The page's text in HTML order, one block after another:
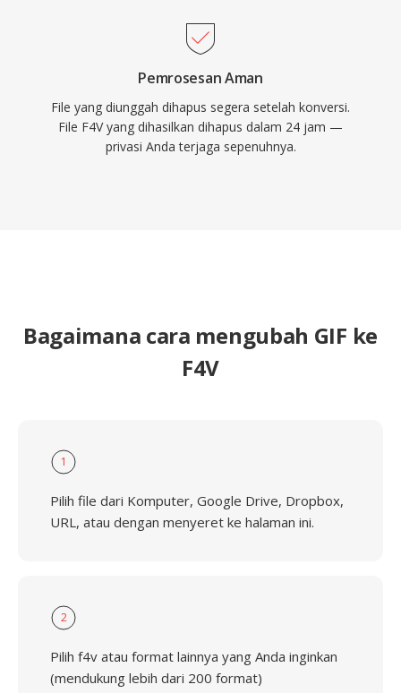
Pemrosesan Aman
File yang diunggah dihapus segera setelah konversi.
File F4V yang dihasilkan dihapus dalam 24 jam —
privasi Anda terjaga sepenuhnya.
Bagaimana cara mengubah GIF ke
F4V
1
Pilih file dari Komputer, Google Drive, Dropbox,
URL, atau dengan menyeret ke halaman ini.
2
Pilih f4v atau format lainnya yang Anda inginkan
(mendukung lebih dari 200 format)